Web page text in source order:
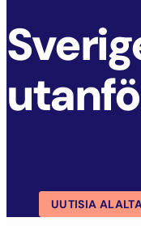
UUTISIA ALALTA